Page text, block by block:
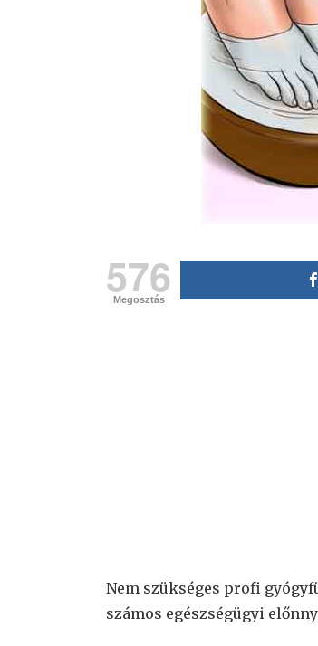
576
Megosztás
Nem szükséges profi
számos egészségügyi